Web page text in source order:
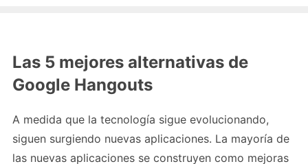
Las 5 mejores alternativas de
Google Hangouts
A medida que la tecnología sigue evolucionando,
siguen surgiendo nuevas aplicaciones. La mayoría de
las nuevas aplicaciones se construyen como mejoras